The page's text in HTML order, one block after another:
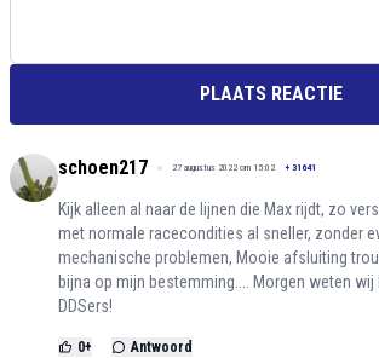
PLAATS REACTIE
schoen217 27 augustus 2022 om 15:02 + 31641
Kijk alleen al naar de lijnen die Max rijdt, zo
met normale racecondities al sneller, zonder
mechanische problemen, Mooie afsluiting
bijna op mijn bestemming.... Morgen weten wij
DDSers!
0+ Antwoord